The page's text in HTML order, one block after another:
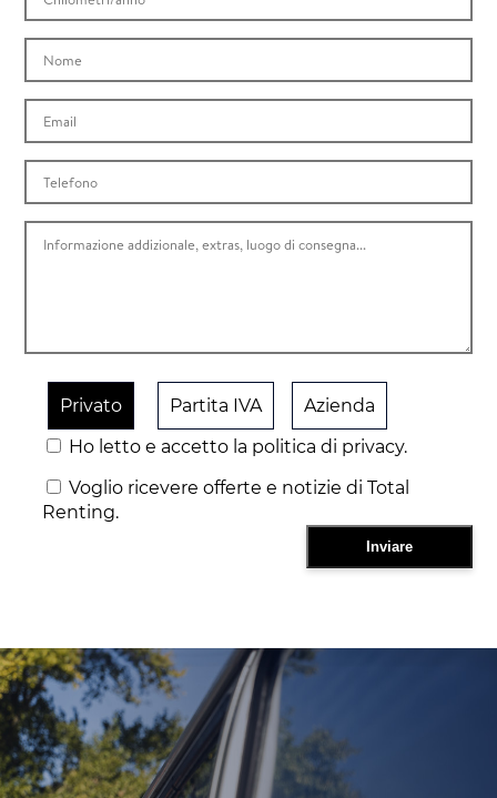
Privato Partita IVA
Azienda
Ho letto e accetto la politica di privacy.
Voglio ricevere offerte e notizie di Total
Renting.